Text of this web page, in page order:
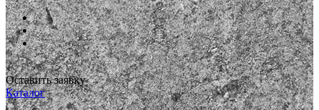
Оставить заявку
Каталог